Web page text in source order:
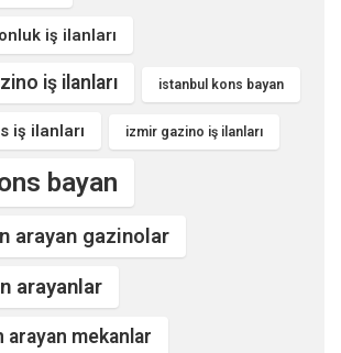
iş ilanları
iş ilanları istanbul kons bayan
iş ilanları izmir gazino iş ilanları
bayan
arayan gazinolar
arayanlar
arayan mekanlar